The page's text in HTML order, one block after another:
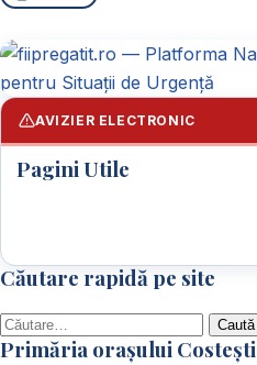
AVIZIER ELECTRONIC
Pagini Utile
Căutare rapidă pe site
Caută
după:
Primăria orașului Costești